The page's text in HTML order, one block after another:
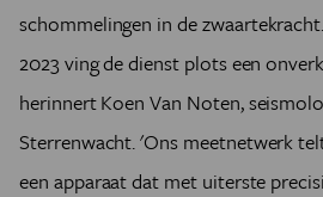
schommelingen in de
2023 ving de dienst plots een
herinnert Koen Van Noten,
Sterrenwacht. 'Ons meetnetwerk
een apparaat dat met uiterste